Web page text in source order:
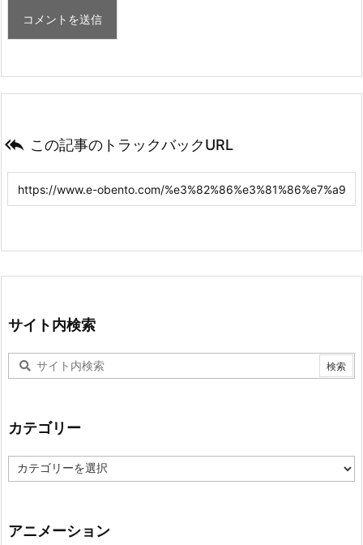
 この記事のトラックバックURL
サイト内検索
カテゴリー
テ
ー
アニメーション